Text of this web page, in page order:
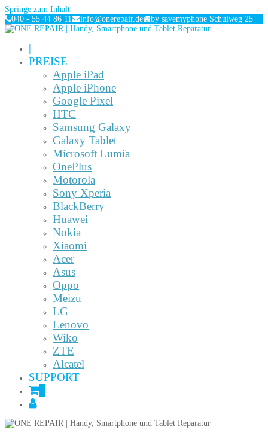
Springe zum Inhalt
040 - 55 44 86 11
info@onerepair.de by savemyphone Schulweg 25
|
PREISE
Apple iPad
Apple iPhone
Google Pixel
HTC
Samsung Galaxy
Galaxy Tablet
Microsoft Lumia
OnePlus
Motorola
Sony Xperia
BlackBerry
Huawei
Nokia
Xiaomi
Acer
Asus
Oppo
Meizu
LG
Lenovo
Wiko
ZTE
Alcatel
SUPPORT